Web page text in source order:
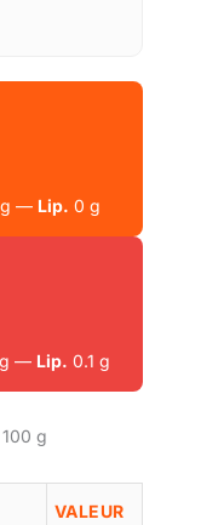
g — Lip. 0 g
g — Lip. 0.1 g
g
VALEUR